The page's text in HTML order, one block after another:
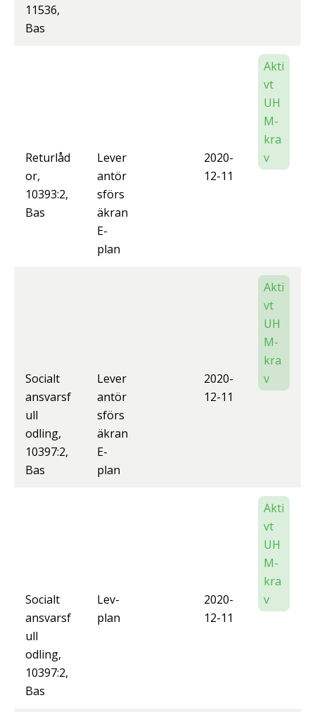
11536,
Bas
Returlåd
or,
10393:2,
Bas
Lever
antör
sförs
äkran
E-
plan
2020-
12-11
Akti
vt
UH
M-
kra
v
Socialt
ansvarsf
ull
odling,
10397:2,
Bas
Lever
antör
sförs
äkran
E-
plan
2020-
12-11
Akti
vt
UH
M-
kra
v
Socialt
ansvarsf
ull
odling,
10397:2,
Bas
Lev-
plan
2020-
12-11
Akti
vt
UH
M-
kra
v